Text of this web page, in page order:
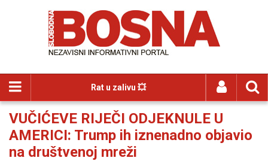
Rat u zalivu 💥
VUČIĆEVE RIJEČI ODJEKNULE U
AMERICI: Trump ih iznenadno objavio
na društvenoj mreži